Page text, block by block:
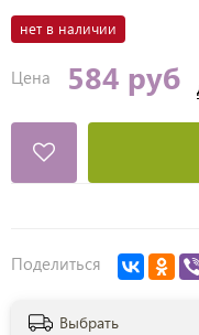
нет в наличии
Цена 584 руб
Поделиться
Выбрать